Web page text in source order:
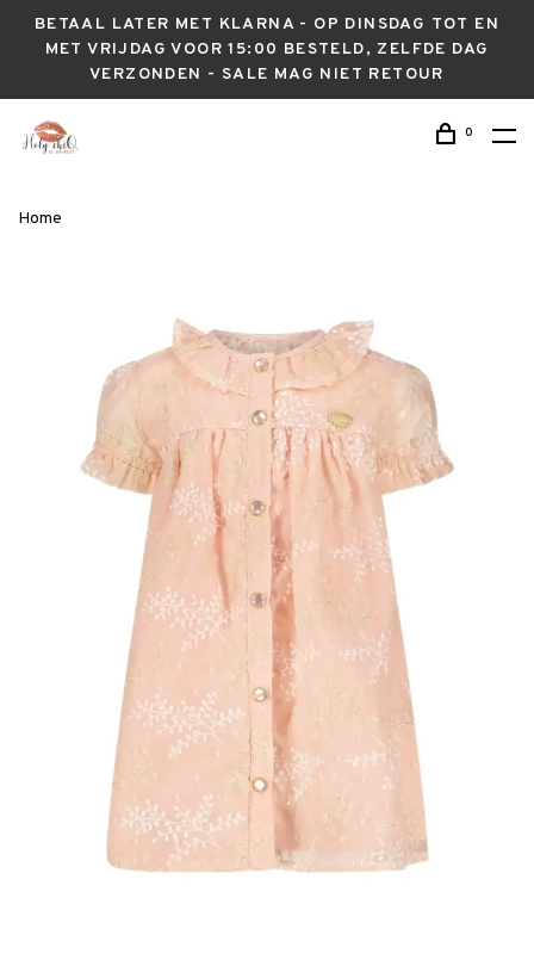
BETAAL LATER MET KLARNA - OP DINSDAG TOT EN
MET VRIJDAG VOOR 15:00 BESTELD, ZELFDE DAG
VERZONDEN - SALE MAG NIET RETOUR
0
Home